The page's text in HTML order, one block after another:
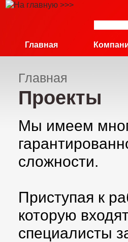
Главная
Главная
Проекты
Мы имеем
сложности.
Приступая к
которую
специалисты